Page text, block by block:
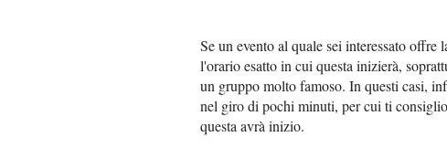
Se un evento al quale sei interessato offre
l'orario esatto in cui questa inizierà,
un gruppo molto famoso. In questi casi,
nel giro di pochi minuti, per cui ti
questa avrà inizio.